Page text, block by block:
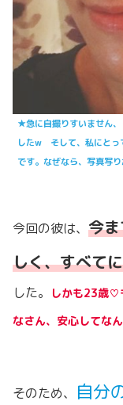
★急に自撮りすいません
したw そして、私にとっ
です。なぜなら、写真写
今回の彼は、 今
しく、すべて
した。
しかも23歳♡
なさん、安心してな
そのため、 自分